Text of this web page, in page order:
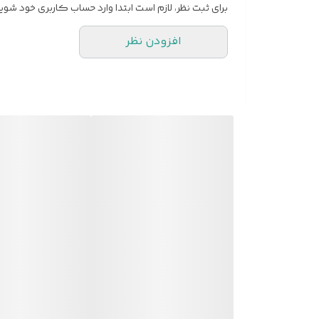
جزئیات و وضوح صدای عالی
حذف نویز محیط تا 70 درصد
برای ثبت نظر، لازم است ابتدا وارد حساب کاربری خود
افزودن نظر